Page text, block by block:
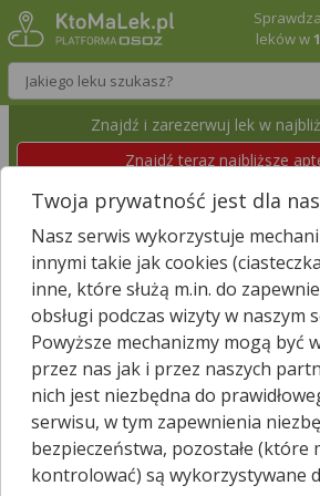
Wpisz nazwę leku
leków w
Znajdź i zarezerwuj lek w
Znajdź teraz najbliższe
DOZ APTEKA DBAM O
Chełm, Piłsudskiego 32 Wyświetl
Id apteki: 895 675 Dzisiaj czynna
Znajdź leki w okolicy i zarezerwuj
Godziny otwarcia
poniedziałek - piątek
Twoja prywatność jest dla
Nasz serwis wykorzystuje
innymi takie jak cookies
inne, które służą m.in. do
obsługi podczas wizyty w naszym
Powyższe mechanizmy mogą być
przez nas jak i przez naszych
nich jest niezbędna do
serwisu, w tym zapewnienia
bezpieczeństwa, pozostałe (które
kontrolować) są wykorzystywane